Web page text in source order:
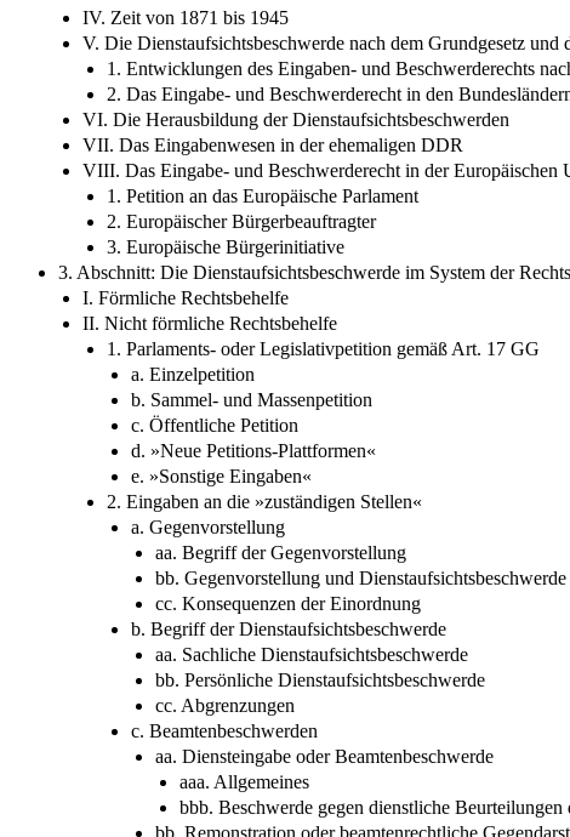
IV. Zeit von 1871 bis 1945
V. Die Dienstaufsichtsbeschwerde nach dem Grundgesetz und
1. Entwicklungen des Eingaben- und Beschwerderechts
2. Das Eingabe- und Beschwerderecht in den
VI. Die Herausbildung der Dienstaufsichtsbeschwerden
VII. Das Eingabenwesen in der ehemaligen DDR
VIII. Das Eingabe- und Beschwerderecht in der Europäischen
1. Petition an das Europäische Parlament
2. Europäischer Bürgerbeauftragter
3. Europäische Bürgerinitiative
3. Abschnitt: Die Dienstaufsichtsbeschwerde im System der
I. Förmliche Rechtsbehelfe
II. Nicht förmliche Rechtsbehelfe
1. Parlaments- oder Legislativpetition gemäß Art. 17 GG
a. Einzelpetition
b. Sammel- und Massenpetition
c. Öffentliche Petition
d. »Neue Petitions-Plattformen«
e. »Sonstige Eingaben«
2. Eingaben an die »zuständigen Stellen«
a. Gegenvorstellung
aa. Begriff der Gegenvorstellung
bb. Gegenvorstellung und Dienstaufsichtsbeschwerde
cc. Konsequenzen der Einordnung
b. Begriff der Dienstaufsichtsbeschwerde
aa. Sachliche Dienstaufsichtsbeschwerde
bb. Persönliche Dienstaufsichtsbeschwerde
cc. Abgrenzungen
c. Beamtenbeschwerden
aa. Diensteingabe oder Beamtenbeschwerde
aaa. Allgemeines
bbb. Beschwerde gegen dienstliche Beurteilungen
bb. Remonstration oder beamtenrechtliche